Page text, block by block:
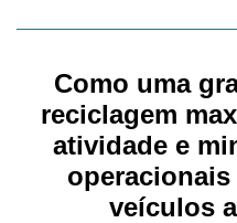
Como uma
reciclagem
atividade e
veículos